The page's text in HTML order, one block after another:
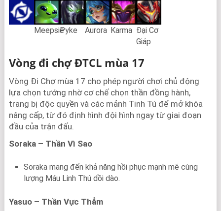
MeepsiePyke Aurora Karma Đại Cơ
Giáp
Vòng đi chợ ĐTCL mùa 17
Vòng Đi Chợ mùa 17 cho phép người chơi chủ động
lựa chọn tướng nhờ cơ chế chọn thần đồng hành,
trang bị độc quyền và các mảnh Tinh Tú để mở khóa
nâng cấp, từ đó định hình đội hình ngay từ giai đoạn
đầu của trận đấu.
Soraka – Thần Vì Sao
Soraka mang đến khả năng hồi phục mạnh mẽ cùng
lượng Máu Linh Thú dồi dào.
Yasuo – Thần Vực Thẳm